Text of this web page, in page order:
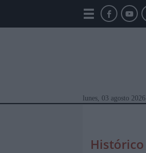
lunes, 03 agosto 2026
Histórico